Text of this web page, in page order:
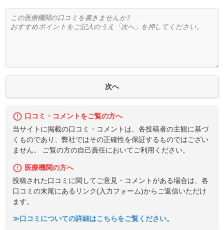
口コミ・コメントをご覧の方へ
当サイトに掲載の口コミ・コメントは、各投稿者の主観に基づ
くものであり、弊社ではその正確性を保証するものではござい
ません。 ご覧の方の自己責任においてご利用ください。
医療機関の方へ
投稿された口コミに関してご意見・コメントがある場合は、各
口コミの末尾にあるリンク(入力フォーム)からご返信いただけ
ます。
≫口コミについての詳細はこちらをご覧ください。